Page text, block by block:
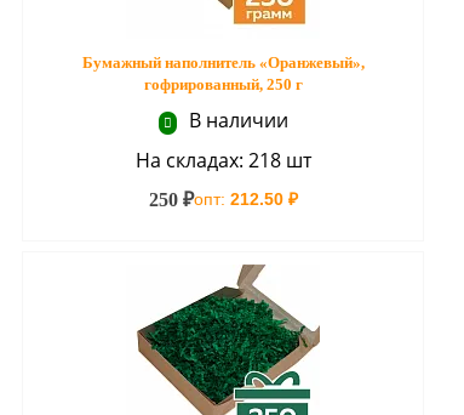
Бумажный наполнитель «Оранжевый»,
гофрированный, 250 г
В наличии
На складах: 218 шт
250 ₽опт: 212.50 ₽